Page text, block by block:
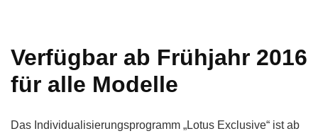
Verfügbar ab Frühjahr 2016
für alle Modelle
Das Individualisierungsprogramm „Lotus Exclusive“ ist ab